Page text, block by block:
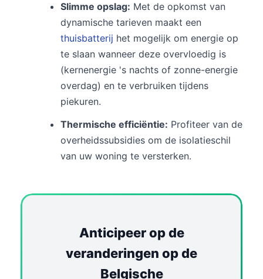
Slimme opslag: Met de opkomst van
dynamische tarieven maakt een
thuisbatterij het mogelijk om energie op
te slaan wanneer deze overvloedig is
(kernenergie 's nachts of zonne-energie
overdag) en te verbruiken tijdens
piekuren.
Thermische efficiëntie: Profiteer van de
overheidssubsidies om de isolatieschil
van uw woning te versterken.
Anticipeer op de
veranderingen op de
Belgische